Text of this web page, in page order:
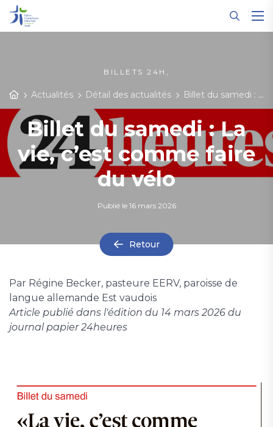
BILLETS 24H,
Actualités Détail des actualités Billet du samedi : La vie, c’est comme faire du vélo
Billet du samedi : La
vie, c’est comme faire
du vélo
Publié le 16 mars 2026
Retour
Par Régine Becker, pasteure EERV, paroisse de
langue allemande Est vaudois
Article publié dans l'édition du 14 mars 2026 du
journal papier 24heures
Panneau de gestion des cookies